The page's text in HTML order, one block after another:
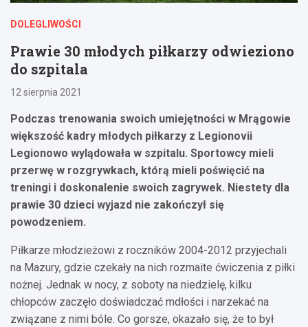
DOLEGLIWOŚCI
Prawie 30 młodych piłkarzy odwieziono
do szpitala
12 sierpnia 2021
Podczas trenowania swoich umiejętności w Mrągowie
większość kadry młodych piłkarzy z Legionovii
Legionowo wylądowała w szpitalu. Sportowcy mieli
przerwę w rozgrywkach, którą mieli poświęcić na
treningi i doskonalenie swoich zagrywek. Niestety dla
prawie 30 dzieci wyjazd nie zakończył się
powodzeniem.
Piłkarze młodzieżowi z roczników 2004-2012 przyjechali
na Mazury, gdzie czekały na nich rozmaite ćwiczenia z piłki
nożnej. Jednak w nocy, z soboty na niedzielę, kilku
chłopców zaczęło doświadczać mdłości i narzekać na
związane z nimi bóle. Co gorsze, okazało się, że to był